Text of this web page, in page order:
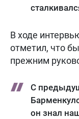
В ходе
отметил, что
прежним
С
он знал